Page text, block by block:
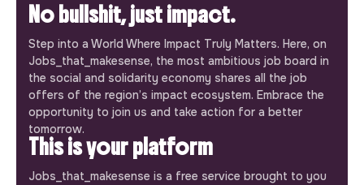
No bullshit, just impact.
Step into a World Where Impact Truly Matters. Here, on
Jobs_that_makesense, the most ambitious job board in
the social and solidarity economy shares all the job
offers of the region’s impact ecosystem. Embrace the
opportunity to join us and take action for a better
tomorrow.
This is your platform
Jobs_that_makesense is a free service brought to you